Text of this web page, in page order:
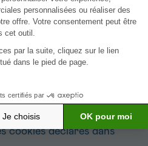
déclarés dans votre
acceptés par le visiteur
sur le consentement
identifiant anonyme
ou non
cookies déclarés dans